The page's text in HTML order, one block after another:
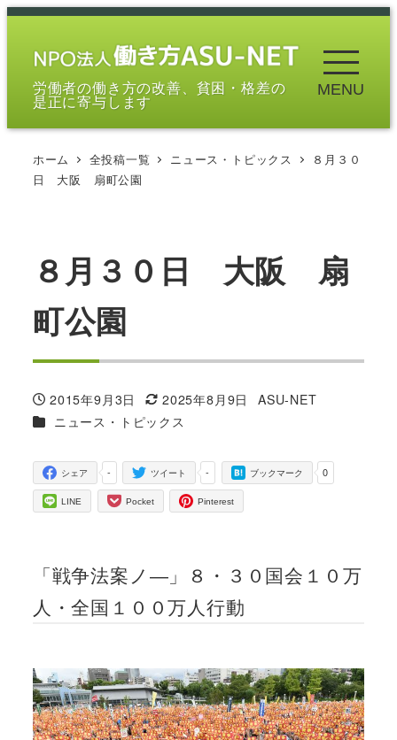
メ
労働者の働き方の改善、貧困・格差の
是正に寄与します
MENU
ホーム 全投稿一覧 ニュース・トピックス
８月３０
日 大阪 扇町公園
８月３０日 大阪 扇
町公園
投稿日
2015年9月3日
更新日
2025年8月9日
著
ASU-NET
カテゴリー
ニュース・トピックス
-
シェア -
ツイート 0
ブックマーク
LINE Pocket Pinterest
「戦争法案ノ―」８・３０国会１０万
人・全国１００万人行動